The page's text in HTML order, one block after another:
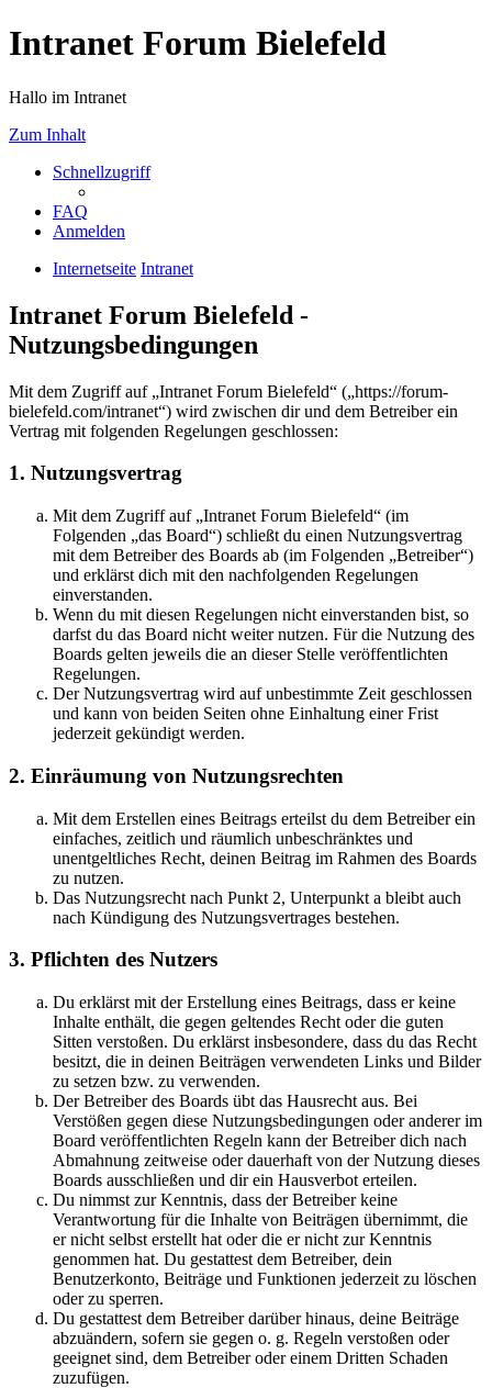
Intranet Forum Bielefeld
Hallo im Intranet
Zum Inhalt
Schnellzugriff
FAQ
Anmelden
Internetseite Intranet
Intranet Forum Bielefeld -
Nutzungsbedingungen
Mit dem Zugriff auf „Intranet Forum Bielefeld“ („https://forum-
bielefeld.com/intranet“) wird zwischen dir und dem Betreiber ein
Vertrag mit folgenden Regelungen geschlossen:
1. Nutzungsvertrag
Mit dem Zugriff auf „Intranet Forum Bielefeld“ (im
Folgenden „das Board“) schließt du einen Nutzungsvertrag
mit dem Betreiber des Boards ab (im Folgenden „Betreiber“)
und erklärst dich mit den nachfolgenden Regelungen
einverstanden.
Wenn du mit diesen Regelungen nicht einverstanden bist, so
darfst du das Board nicht weiter nutzen. Für die Nutzung des
Boards gelten jeweils die an dieser Stelle veröffentlichten
Regelungen.
Der Nutzungsvertrag wird auf unbestimmte Zeit geschlossen
und kann von beiden Seiten ohne Einhaltung einer Frist
jederzeit gekündigt werden.
2. Einräumung von Nutzungsrechten
Mit dem Erstellen eines Beitrags erteilst du dem Betreiber ein
einfaches, zeitlich und räumlich unbeschränktes und
unentgeltliches Recht, deinen Beitrag im Rahmen des Boards
zu nutzen.
Das Nutzungsrecht nach Punkt 2, Unterpunkt a bleibt auch
nach Kündigung des Nutzungsvertrages bestehen.
3. Pflichten des Nutzers
Du erklärst mit der Erstellung eines Beitrags, dass er keine
Inhalte enthält, die gegen geltendes Recht oder die guten
Sitten verstoßen. Du erklärst insbesondere, dass du das Recht
besitzt, die in deinen Beiträgen verwendeten Links und Bilder
zu setzen bzw. zu verwenden.
Der Betreiber des Boards übt das Hausrecht aus. Bei
Verstößen gegen diese Nutzungsbedingungen oder anderer im
Board veröffentlichten Regeln kann der Betreiber dich nach
Abmahnung zeitweise oder dauerhaft von der Nutzung dieses
Boards ausschließen und dir ein Hausverbot erteilen.
Du nimmst zur Kenntnis, dass der Betreiber keine
Verantwortung für die Inhalte von Beiträgen übernimmt, die
er nicht selbst erstellt hat oder die er nicht zur Kenntnis
genommen hat. Du gestattest dem Betreiber, dein
Benutzerkonto, Beiträge und Funktionen jederzeit zu löschen
oder zu sperren.
Du gestattest dem Betreiber darüber hinaus, deine Beiträge
abzuändern, sofern sie gegen o. g. Regeln verstoßen oder
geeignet sind, dem Betreiber oder einem Dritten Schaden
zuzufügen.